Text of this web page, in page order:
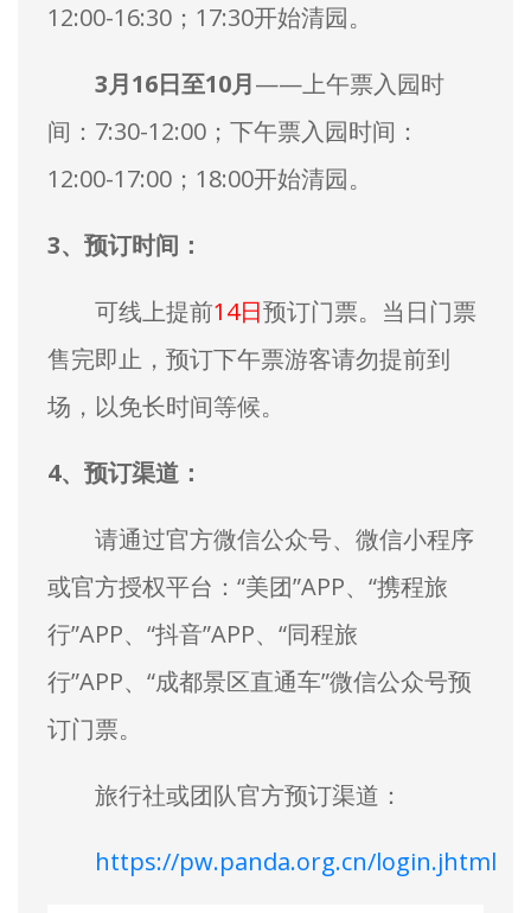
12:00-16:30；17:30开始清园。
3月16日至10月——上午票入园时
间：7:30-12:00；下午票入园时间：
12:00-17:00；18:00开始清园。
3、预订时间：
可线上提前14日预订门票。当日门票
售完即止，预订下午票游客请勿提前到
场，以免长时间等候。
4、预订渠道：
请通过官方微信公众号、微信小程序
或官方授权平台：“美团”APP、“携程旅
行”APP、“抖音”APP、“同程旅
行”APP、“成都景区直通车”微信公众号预
订门票。
旅行社或团队官方预订渠道：
https://pw.panda.org.cn/login.jhtml